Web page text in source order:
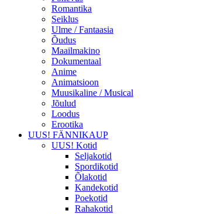
Romantika
Seiklus
Ulme / Fantaasia
Õudus
Maailmakino
Dokumentaal
Anime
Animatsioon
Muusikaline / Musical
Jõulud
Loodus
Erootika
UUS! FÄNNIKAUP
UUS! Kotid
Seljakotid
Spordikotid
Õlakotid
Kandekotid
Poekotid
Rahakotid